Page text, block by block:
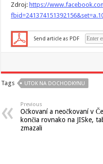
Zdroj:https://
Send article as PDF
Tags UTOK NA DOCHODKYNU
Previous
Očkovaní a neočkovaní v
končia rovnako na JISke,
zmazali